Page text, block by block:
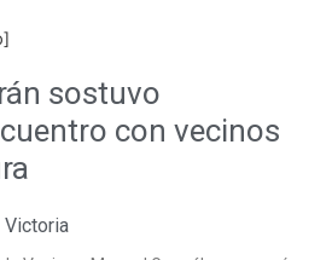
sostuvo
con vecinos
Victoria